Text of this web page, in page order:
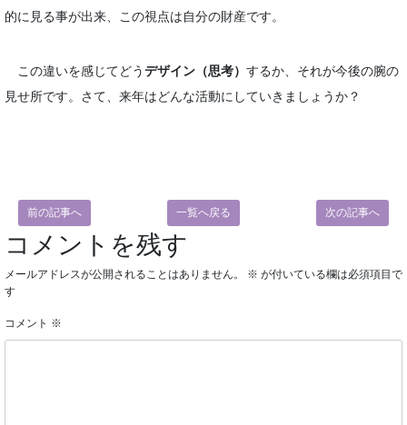
的に見る事が出来、この視点は自分の財産です。
この違いを感じてどうデザイン（思考） するか、それが今後の腕の
見せ所です。さて、来年はどんな活動にしていきましょうか？
前の記事へ 一覧へ戻る 次の記事へ
コメントを残す
メールアドレスが公開されることはありません。 ※ が付いている欄は必須項目で
す
コメント ※